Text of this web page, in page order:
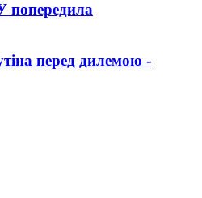
попередила
перед дилемою -